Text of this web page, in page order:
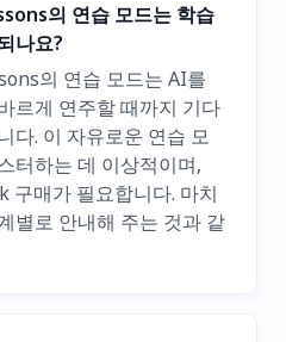
의 연습 모드는 학습
나요?
의 연습 모드는 AI를
르게 연주할 때까지 기다
다. 이 자유로운 연습 모
터하는 데 이상적이며,
구매가 필요합니다. 마치
별로 안내해 주는 것과 같